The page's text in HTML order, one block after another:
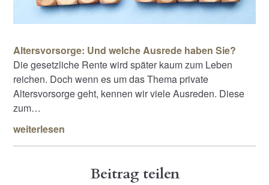
Altersvorsorge: Und welche Ausrede haben Sie?
Die gesetzliche Rente wird später kaum zum Leben
reichen. Doch wenn es um das Thema private
Altersvorsorge geht, kennen wir viele Ausreden. Diese
zum…
weiterlesen
Beitrag teilen